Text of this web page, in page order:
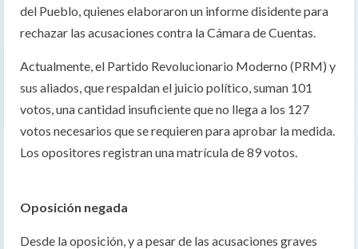
del Pueblo, quienes elaboraron un informe disidente para
rechazar las acusaciones contra la Cámara de Cuentas.
Actualmente, el Partido Revolucionario Moderno (PRM) y
sus aliados, que respaldan el juicio político, suman 101
votos, una cantidad insuficiente que no llega a los 127
votos necesarios que se requieren para aprobar la medida.
Los opositores registran una matrícula de 89 votos.
Oposición negada
Desde la oposición, y a pesar de las acusaciones graves